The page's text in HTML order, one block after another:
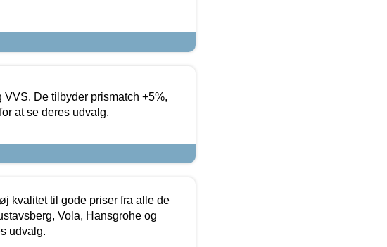
De tilbyder prismatch +5%,
at se deres udvalg.
kvalitet til gode priser fra alle de
Vola, Hansgrohe og
udvalg.